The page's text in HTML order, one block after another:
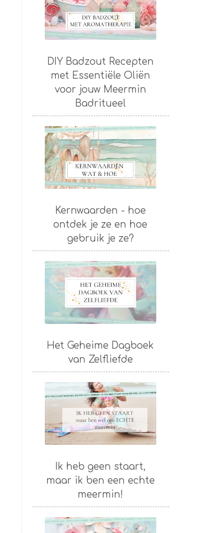
DIY Badzout Recepten
met Essentiële Oliën
voor jouw Meermin
Badritueel
Kernwaarden - hoe
ontdek je ze en hoe
gebruik je ze?
Het Geheime Dagboek
van Zelfliefde
Ik heb geen staart,
maar ik ben een echte
meermin!